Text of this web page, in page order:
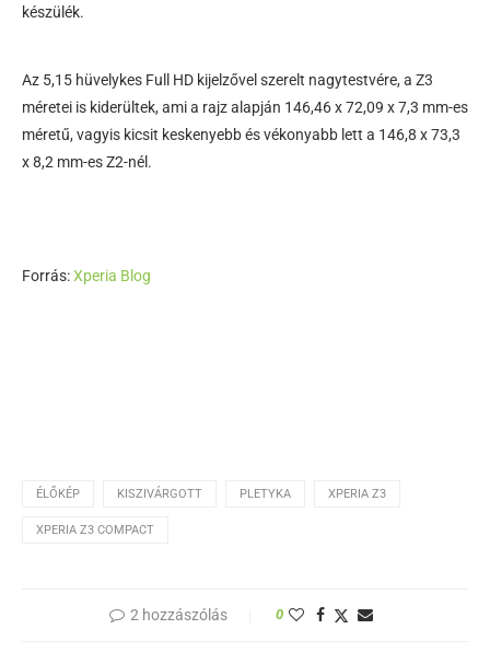
készülék.
Az 5,15 hüvelykes Full HD kijelzővel szerelt nagytestvére, a Z3
méretei is kiderültek, ami a rajz alapján 146,46 x 72,09 x 7,3 mm-es
méretű, vagyis kicsit keskenyebb és vékonyabb lett a 146,8 x 73,3
x 8,2 mm-es Z2-nél.
Forrás:Xperia Blog
ÉLŐKÉP KISZIVÁRGOTT PLETYKA XPERIA Z3
XPERIA Z3 COMPACT
2 hozzászólás 0